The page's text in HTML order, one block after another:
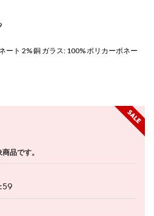
ート 2% 銅 ガラス: 100% ポリカーボネー
品です。